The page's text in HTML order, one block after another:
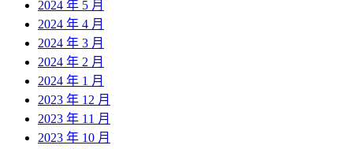
2024 年 5 月
2024 年 4 月
2024 年 3 月
2024 年 2 月
2024 年 1 月
2023 年 12 月
2023 年 11 月
2023 年 10 月